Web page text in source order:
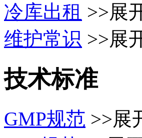
冷库出租 >>展
维护常识 >>展
技术标准
GMP规范 >>展